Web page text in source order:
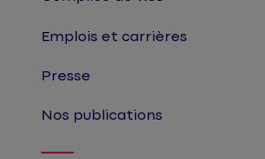
Emplois et carrières
Presse
Nos publications